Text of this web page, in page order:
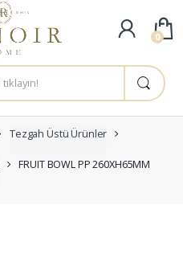
Tezgah Üstü Ürünler
FRUIT BOWL PP 260XH65MM
0